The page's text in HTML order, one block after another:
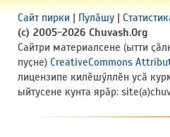
Сайт пирки | Пулӑшу |
(c) 2005-2026 Chuvash.Org
Сайтри материалсене (ытти
пуҫне) CreativeCommons
лицензипе килӗшӳллӗн усӑ
ыйтусене кунта ярӑр: